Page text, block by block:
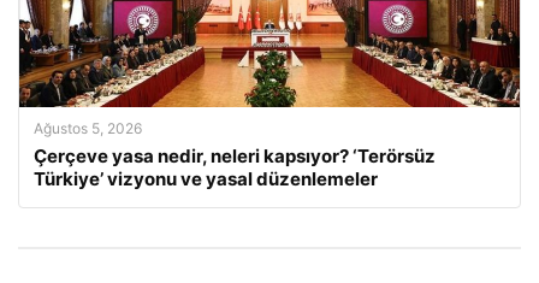
Ağustos 5, 2026
Çerçeve yasa nedir, neleri kapsıyor? ‘Terörsüz
Türkiye’ vizyonu ve yasal düzenlemeler